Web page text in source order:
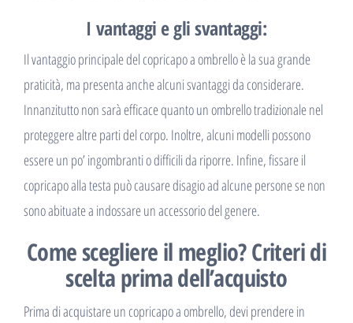
I vantaggi e gli svantaggi:
Il vantaggio principale del copricapo a ombrello è la sua grande
praticità, ma presenta anche alcuni svantaggi da considerare.
Innanzitutto non sarà efficace quanto un ombrello tradizionale nel
proteggere altre parti del corpo. Inoltre, alcuni modelli possono
essere un po’ ingombranti o difficili da riporre. Infine, fissare il
copricapo alla testa può causare disagio ad alcune persone se non
sono abituate a indossare un accessorio del genere.
Come scegliere il meglio? Criteri di
scelta prima dell’acquisto
Prima di acquistare un copricapo a ombrello, devi prendere in